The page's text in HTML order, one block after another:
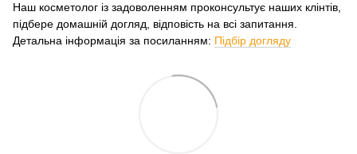
Наш косметолог із задоволенням проконсультує наших клінтів,
підбере домашній догляд, відповість на всі запитання.
Детальна інформація за посиланням: Підбір догляду